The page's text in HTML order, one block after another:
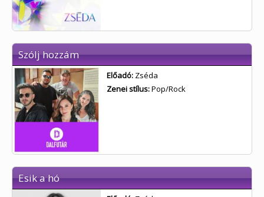
Szólj hozzám
Előadó: Zséda
Zenei stílus:Pop/Rock
Esik a hó